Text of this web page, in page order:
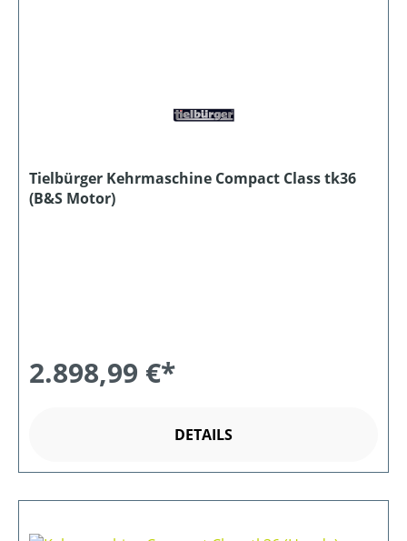
Tielbürger Kehrmaschine Compact Class tk36
(B&S Motor)
2.898,99 €*
DETAILS